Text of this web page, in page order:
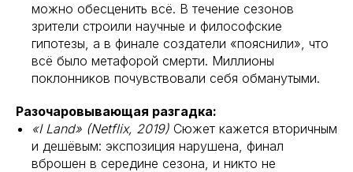
можно обесценить всё. В течение сезонов
зрители строили научные и философские
гипотезы, а в финале создатели «пояснили», что
всё было метафорой смерти. Миллионы
поклонников почувствовали себя обманутыми.
Разочаровывающая разгадка:
«I Land» (Netflix, 2019) Сюжет кажется вторичным
и дешёвым: экспозиция нарушена, финал
вброшен в середине сезона, и никто не